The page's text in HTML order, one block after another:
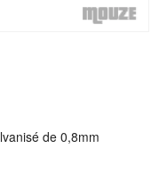
de 0,8mm